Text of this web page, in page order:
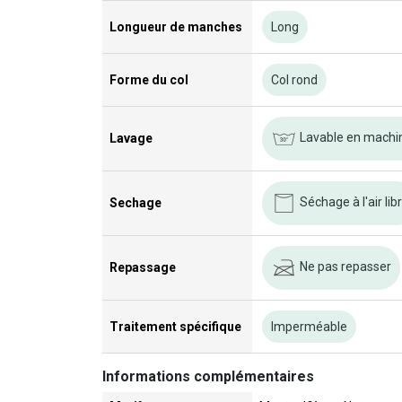
Longueur de manches Long
Forme du col Col rond
Lavage Lavable en
Sechage Séchage à l'air
Repassage Ne pas repasser
Traitement spécifique Imperméable
Informations complémentaires